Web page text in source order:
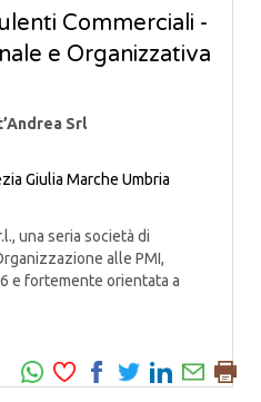
Commerciali -
e Organizzativa
Srl
Giulia Marche Umbria
una seria società di
alle PMI,
e fortemente orientata a